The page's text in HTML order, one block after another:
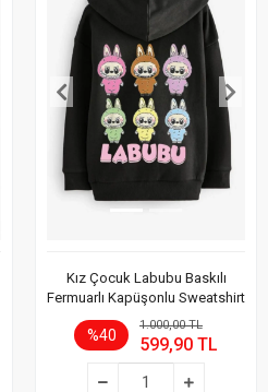
Kız Çocuk Labubu Baskılı
Fermuarlı Kapüşonlu Sweatshirt
%40
1.000,00 TL
599,90 TL